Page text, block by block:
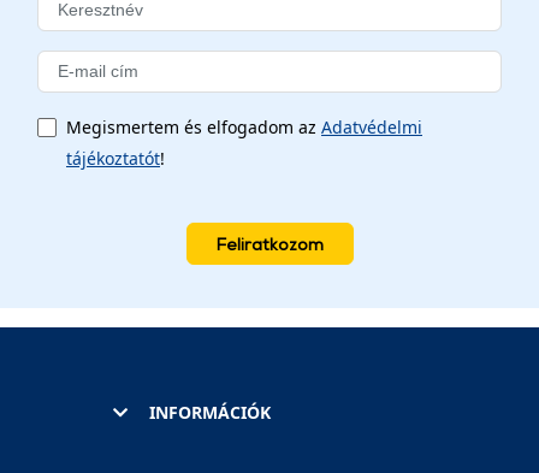
Megismertem és elfogadom az Adatvédelmi
tájékoztatót!
Feliratkozom
INFORMÁCIÓK